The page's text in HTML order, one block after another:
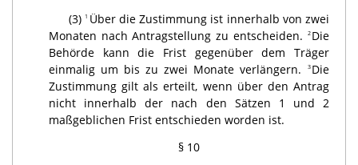
(3) 1 Über die Zustimmung ist innerhalb von zwei
Monaten nach Antragstellung zu entscheiden.
2 Die
Behörde kann die Frist gegenüber dem Träger
einmalig um bis zu zwei Monate verlängern.
3 Die
Zustimmung gilt als erteilt, wenn über den Antrag
nicht innerhalb der nach den Sätzen 1 und 2
maßgeblichen Frist entschieden worden ist.
§ 10